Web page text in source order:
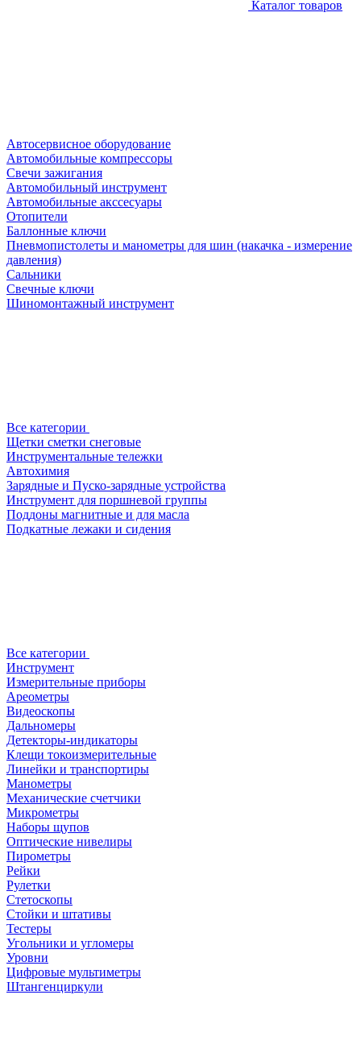
Каталог товаров
Автосервисное оборудование
Автомобильные компрессоры
Свечи зажигания
Автомобильный инструмент
Автомобильные акссесуары
Отопители
Баллонные ключи
Пневмопистолеты и манометры для шин (накачка - измерение
давления)
Сальники
Свечные ключи
Шиномонтажный инструмент
Все категории
Щетки сметки снеговые
Инструментальные тележки
Автохимия
Зарядные и Пуско-зарядные устройства
Инструмент для поршневой группы
Поддоны магнитные и для масла
Подкатные лежаки и сидения
Все категории
Инструмент
Измерительные приборы
Ареометры
Видеоскопы
Дальномеры
Детекторы-индикаторы
Клещи токоизмерительные
Линейки и транспортиры
Манометры
Механические счетчики
Микрометры
Наборы щупов
Оптические нивелиры
Пирометры
Рейки
Рулетки
Стетоскопы
Стойки и штативы
Тестеры
Угольники и угломеры
Уровни
Цифровые мультиметры
Штангенциркули